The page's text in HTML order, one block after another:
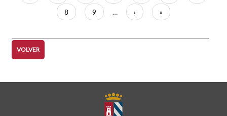
actual
Página
8 Página
9 …
Siguiente
página
›
Última
página
»
VOLVER